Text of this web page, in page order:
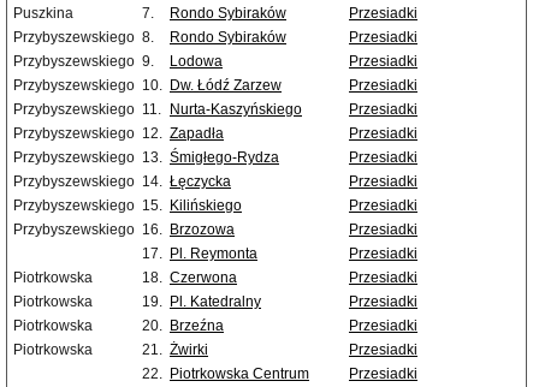
Puszkina
7. Rondo Sybiraków
Przesiadki
Przybyszewskiego 8. Rondo Sybiraków
Przesiadki
Przybyszewskiego 9. Lodowa
Przesiadki
Przybyszewskiego 10. Dw. Łódź Zarzew
Przesiadki
Przybyszewskiego 11. Nurta-Kaszyńskiego
Przesiadki
Przybyszewskiego 12. Zapadła
Przesiadki
Przybyszewskiego 13. Śmigłego-Rydza
Przesiadki
Przybyszewskiego 14. Łęczycka
Przesiadki
Przybyszewskiego 15. Kilińskiego
Przesiadki
Przybyszewskiego 16. Brzozowa
Przesiadki
17. Pl. Reymonta
Przesiadki
Piotrkowska
18. Czerwona
Przesiadki
Piotrkowska
19. Pl. Katedralny
Przesiadki
Piotrkowska
20. Brzeźna
Przesiadki
Piotrkowska
21. Żwirki
Przesiadki
22. Piotrkowska Centrum
Przesiadki